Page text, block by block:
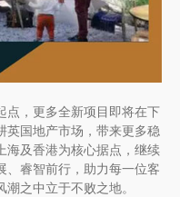
点，更多全新项目即将在下
英国地产市场，带来更多稳
海及香港为核心据点，继续
、睿智前行，助力每一位客
之中立于不败之地。